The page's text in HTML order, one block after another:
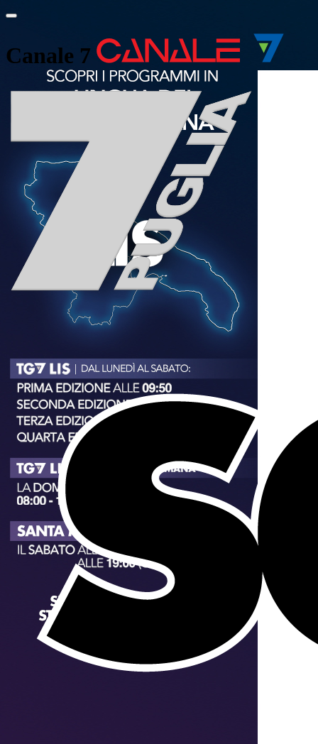
Canale 7